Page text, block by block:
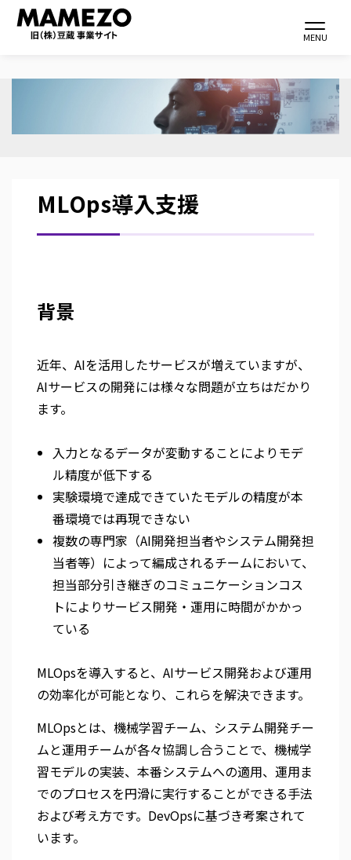
ン
MENU
MLOps導入支援
背景
近年、AIを活用したサービスが増えていますが、
AIサービスの開発には様々な問題が立ちはだかり
ます。
入力となるデータが変動することによりモデ
ル精度が低下する
実験環境で達成できていたモデルの精度が本
番環境では再現できない
複数の専門家（AI開発担当者やシステム開発担
当者等）によって編成されるチームにおいて、
担当部分引き継ぎのコミュニケーションコス
トによりサービス開発・運用に時間がかかっ
ている
MLOpsを導入すると、AIサービス開発および運用
の効率化が可能となり、これらを解決できます。
MLOpsとは、機械学習チーム、システム開発チー
ムと運用チームが各々協調し合うことで、機械学
習モデルの実装、本番システムへの適用、運用ま
でのプロセスを円滑に実行することができる手法
および考え方です。DevOpsに基づき考案されて
います。